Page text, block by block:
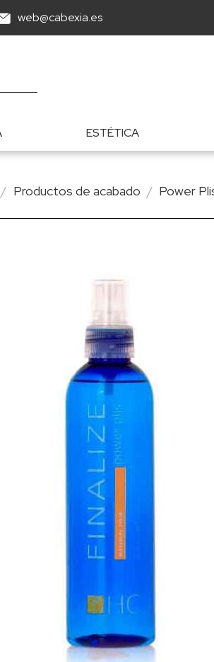
web@cabexia.es
ESTÉTICA
Productos de acabado Power